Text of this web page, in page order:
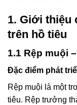
1. Giới thiệu
trên hồ tiêu
1.1 Rệp muội
Đặc điểm phát
Rệp muội là một
tiêu. Rệp trưởng